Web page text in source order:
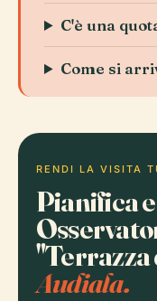
C'è una
Come si
RENDI LA VISITA
Pianifica
Audiala.